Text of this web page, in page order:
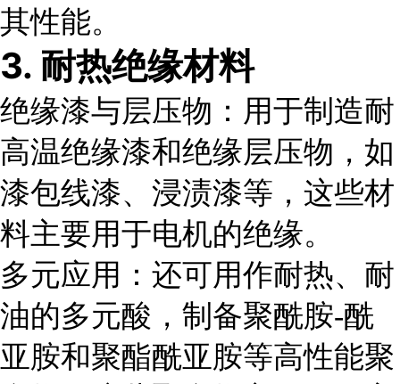
其性能。
3. 耐热绝缘材料
绝缘漆与层压物 ：用于制造耐
高温绝缘漆和绝缘层压物，如
漆包线漆、浸渍漆等，这些材
料主要用于电机的绝缘。
多元应用 ：还可用作耐热、耐
油的多元酸，制备聚酰胺-酰
亚胺和聚酯酰亚胺等高性能聚